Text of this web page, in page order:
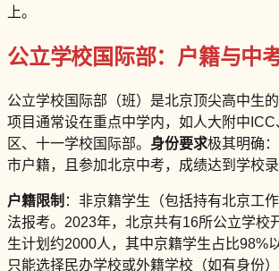
上。
公立学校国际部：户籍与中
公立学校国际部（班）是北京顶尖高中生的
项目通常设在重点中学内，如人大附中
区、十一学校国际部。 身份要求极其明确
市户籍，且参加北京中考，成绩达到学校录
户籍限制 ：非京籍学生（包括持有北京工
法报考。2023年，北京共有16所公立学校
生计划约2000人，其中京籍学生占比98%
只能选择民办学校或外籍学校（如有身份）